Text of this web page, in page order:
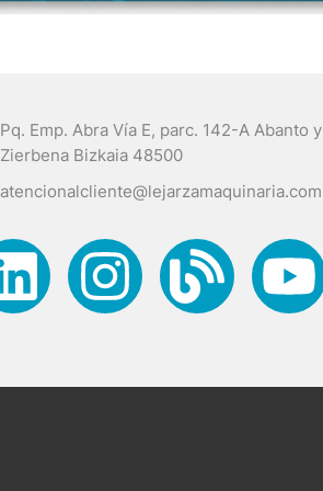
Pq. Emp. Abra Vía E, parc. 142-A Abanto y
Zierbena Bizkaia 48500
atencionalcliente@lejarzamaquinaria.com